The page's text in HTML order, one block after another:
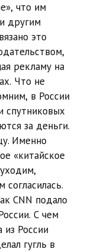
что им
другим
это
рекламу на
Что не
в России
спутниковых
за деньги.
Именно
«китайское
CNN подало
С чем
из России
гугль в